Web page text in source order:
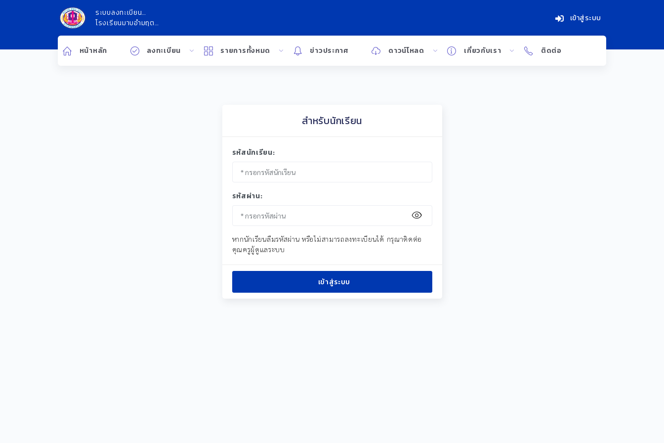
ระบบลงทะเบียน
ออนไลน์
โรงเรียนมาบอำมฤต
วิทยา
เข้าสู่ระบบ
หน้าหลัก ลงทะเบียน รายการทั้งหมด ข่าวประกาศ ดาวน์โหลด เกี่ยวกับเรา ติดต่อ
สำหรับนักเรียน
รหัสนักเรียน:
รหัสผ่าน:
หากนักเรียนลืมรหัสผ่าน หรือไม่สามารถลงทะเบียนได้ กรุณาติดต่อ
คุณครูผู้ดูแลระบบ
เข้าสู่ระบบ